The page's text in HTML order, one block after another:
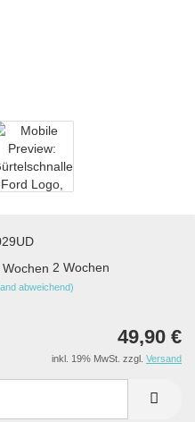
2 Wochen
abweichend)
49,90 €
inkl. 19% MwSt. zzgl. Versand